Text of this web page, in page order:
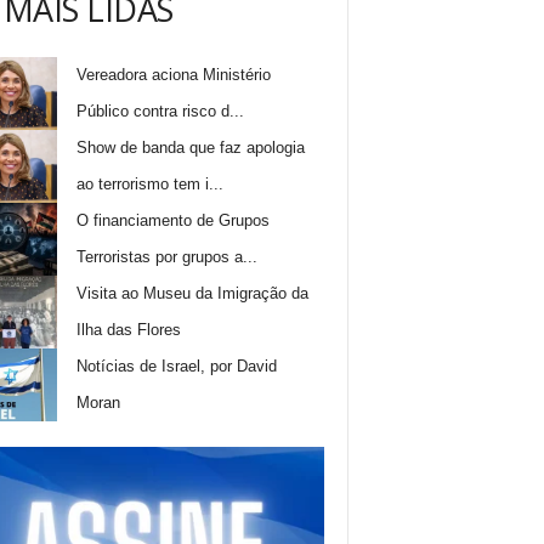
LIDAS
Vereadora aciona Ministério
Público contra risco d...
Show de banda que faz apologia
ao terrorismo tem i...
O financiamento de Grupos
Terroristas por grupos a...
Visita ao Museu da Imigração da
Ilha das Flores
Notícias de Israel, por David
Moran